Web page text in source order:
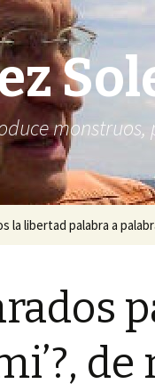
la libertad palabra a